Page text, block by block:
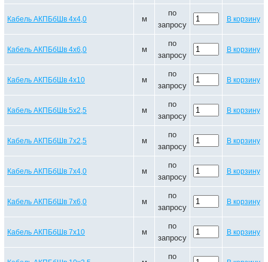
Кабель АКПБбШв 4х4,0 м
по
запросу
В корзину
Кабель АКПБбШв 4х6,0 м
по
запросу
В корзину
Кабель АКПБбШв 4х10 м
по
запросу
В корзину
Кабель АКПБбШв 5х2,5 м
по
запросу
В корзину
Кабель АКПБбШв 7х2,5 м
по
запросу
В корзину
Кабель АКПБбШв 7х4,0 м
по
запросу
В корзину
Кабель АКПБбШв 7х6,0 м
по
запросу
В корзину
Кабель АКПБбШв 7х10 м
по
запросу
В корзину
по